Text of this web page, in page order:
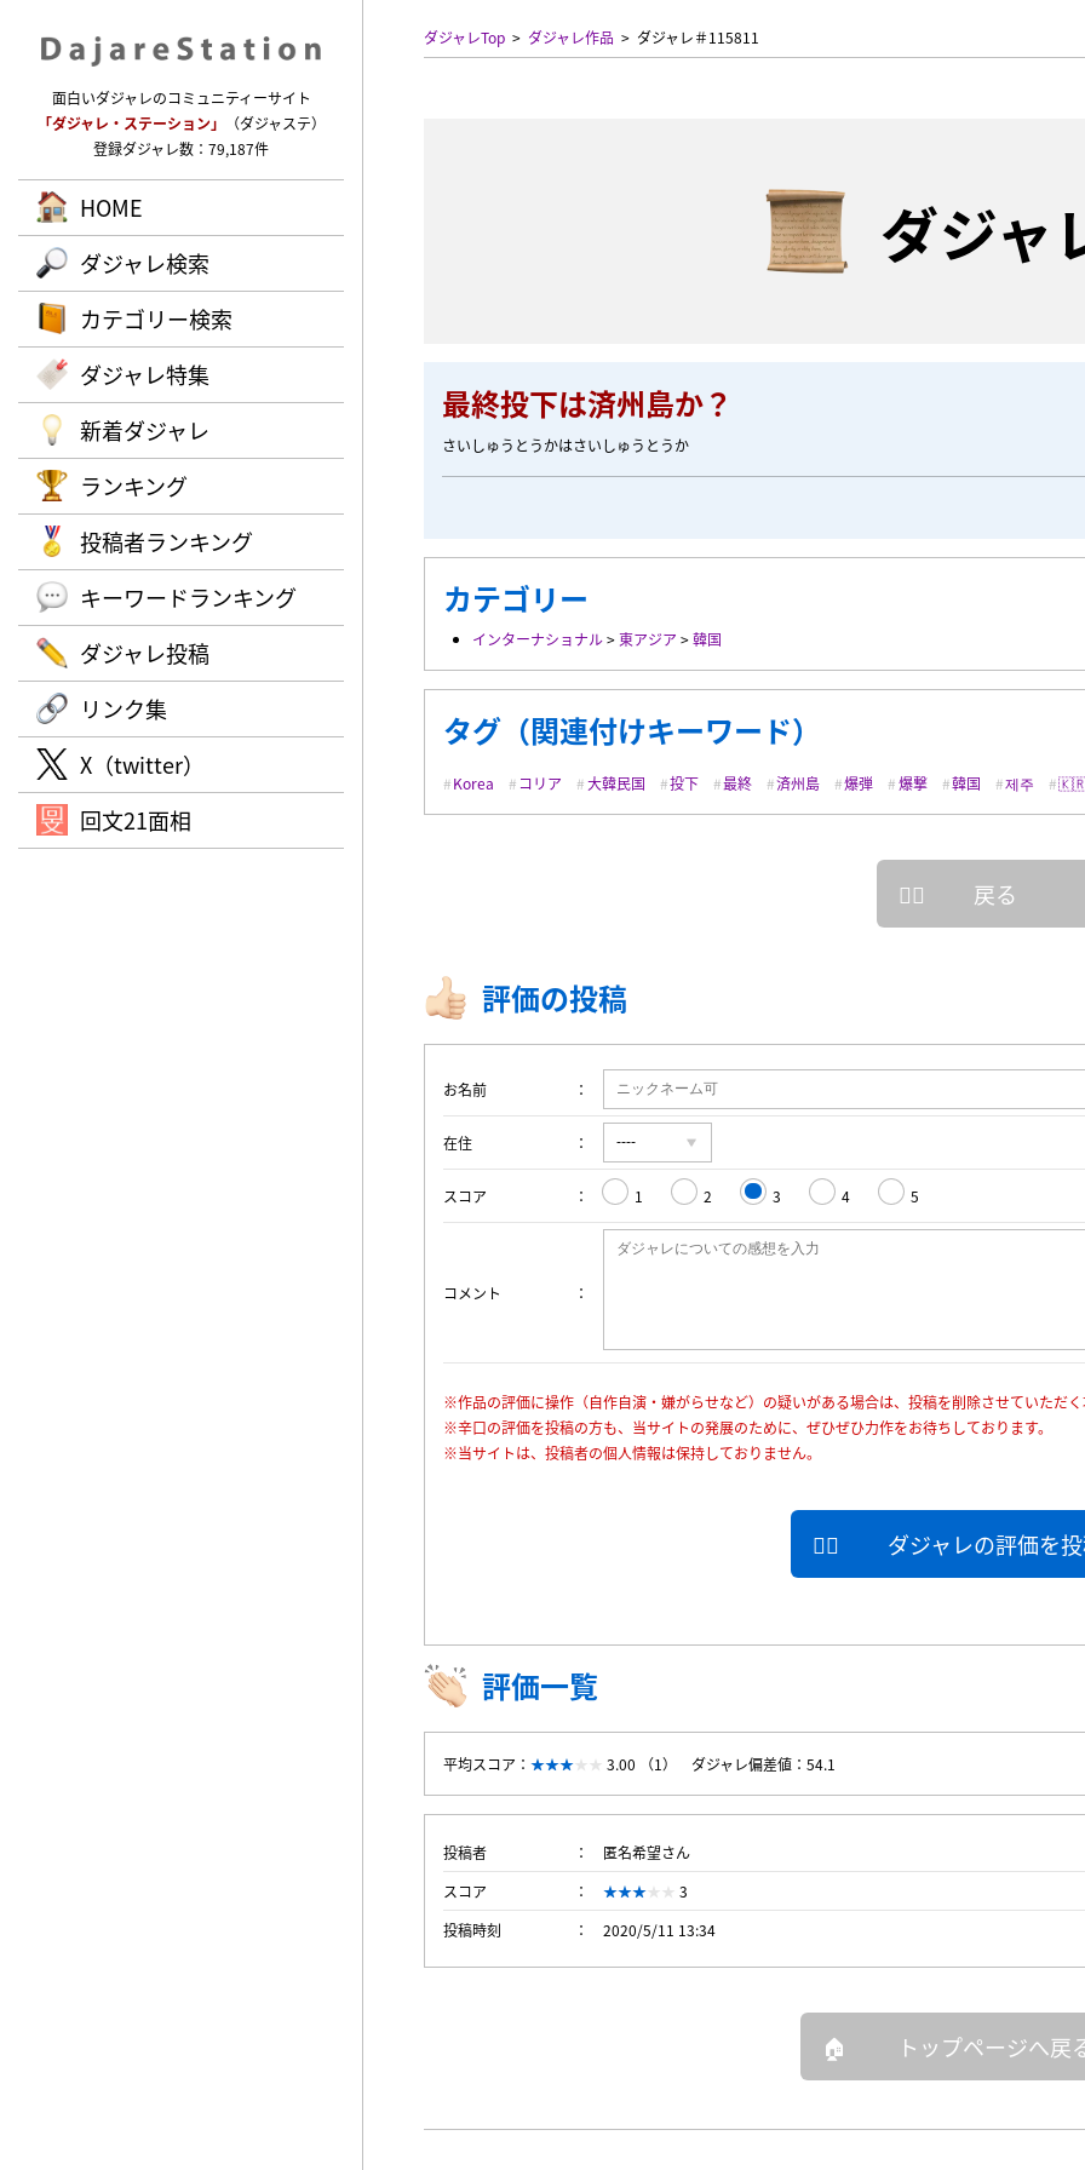
面白いダジャレのコミュニティーサイト
「ダジャレ・ステーション」
（ダジャステ）
登録ダジャレ数：79,187件
HOME
ダジャレ検索
カテゴリー検索
ダジャレ特集
新着ダジャレ
ランキング
投稿者ランキング
キーワードランキング
ダジャレ投稿
リンク集
X（twitter）
回文21面相
ダジャレTop ダジャレ作品 ダジャレ＃115811
ダジャ
最終投下は済州島か？
さいしゅうとうかはさいしゅうとうか
カテゴリー
インターナショナル>東アジア >韓国
タグ（関連付けキーワード）
Korea コリア 大韓民国 投下 最終 済州島 爆弾 爆撃 韓国 제주
戻る
評価の投稿
お名前
在住
スコア 1 2 3 4 5
コメント
※作品の評価に操作（自作自演・嫌がらせなど）の疑いがある場合は、投稿を削除させていただ
※辛口の評価を投稿の方も、当サイトの発展のために、ぜひぜひ力作をお待ちしております。
※当サイトは、投稿者の個人情報は保持しておりません。
ダジャレの評価を
評価一覧
平均スコア： 3.00 （1） ダジャレ偏差値：54.1
投稿者
匿名希望さん
スコア
3
投稿時刻
2020/5/11 13:34
トップページへ戻